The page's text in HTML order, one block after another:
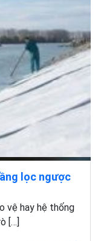
lọc ngược
vệ hay hệ thống
[…]